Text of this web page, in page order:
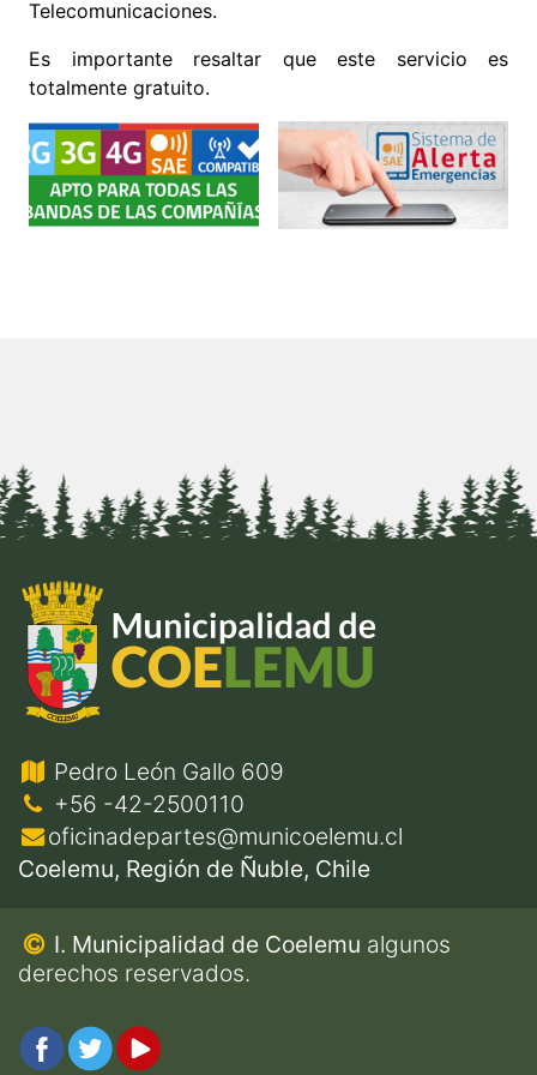
Telecomunicaciones.
Es importante resaltar que este servicio es
totalmente gratuito.
Pedro León Gallo 609
+56 -42-2500110
oficinadepartes@municoelemu.cl
Coelemu, Región de Ñuble, Chile
I. Municipalidad de Coelemu algunos
derechos reservados.